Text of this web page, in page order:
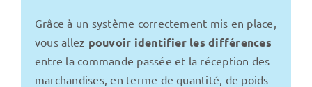
Grâce à un système correctement mis en place,
vous allez pouvoir identifier les différences
entre la commande passée et la réception des
marchandises, en terme de quantité, de poids